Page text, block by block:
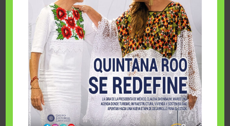
Fairmont Mayakoba y Make-A-Wish México unieron
esfuerzos para hacer realidad el deseo de una …